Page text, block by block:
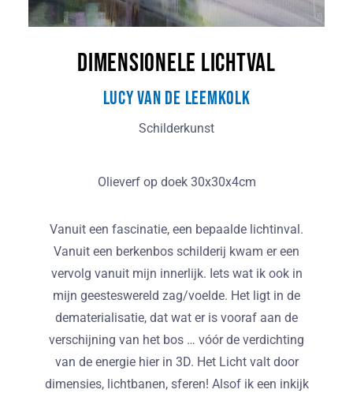
Dimensionele lichtval
Lucy van de Leemkolk
Schilderkunst
Olieverf op doek 30x30x4cm
Vanuit een fascinatie, een bepaalde lichtinval.
Vanuit een berkenbos schilderij kwam er een
vervolg vanuit mijn innerlijk. Iets wat ik ook in
mijn geesteswereld zag/voelde. Het ligt in de
dematerialisatie, dat wat er is vooraf aan de
verschijning van het bos … vóór de verdichting
van de energie hier in 3D. Het Licht valt door
dimensies, lichtbanen, sferen! Alsof ik een inkijk